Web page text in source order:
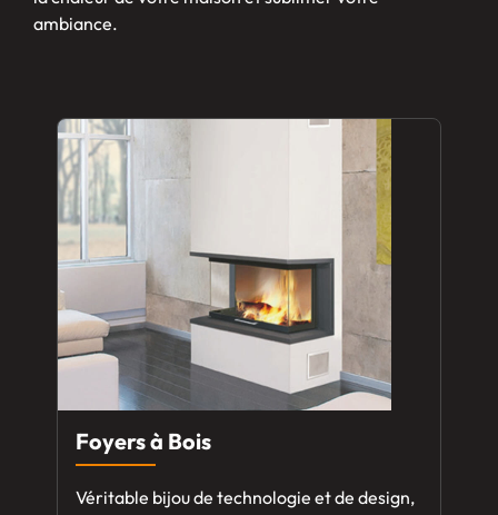
ambiance.
Foyers à Bois
Véritable bijou de technologie et de design,